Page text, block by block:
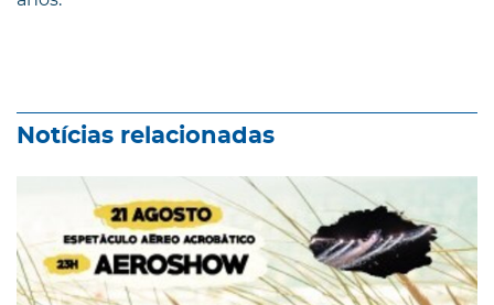
Notícias relacionadas